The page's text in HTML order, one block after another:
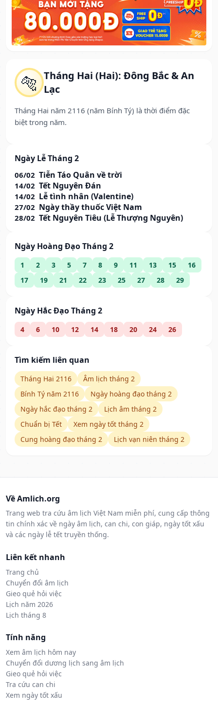
🐅 Tháng Hai (Hai): Đông Bắc & An
Lạc
Tháng Hai năm 2116 (năm Bính Tý) là thời điểm đặc
biệt trong năm.
Ngày Lễ Tháng 2
06/02 Tiễn Táo Quân về trời
14/02 Tết Nguyên Đán
14/02 Lễ tình nhân (Valentine)
27/02 Ngày thầy thuốc Việt Nam
28/02 Tết Nguyên Tiêu (Lễ Thượng Nguyên)
Ngày Hoàng Đạo Tháng 2
1 2 3 5 7 8 9 11 13 15
16
17
19 21 22 23 25 27 28 29
Ngày Hắc Đạo Tháng 2
4 6 10 12 14 18 20 24 26
Tìm kiếm liên quan
Tháng Hai 2116
Âm lịch tháng 2
Bính Tý năm 2116
Ngày hoàng đạo tháng 2
Ngày hắc đạo tháng 2
Lịch âm tháng 2
Chuẩn bị Tết
Xem ngày tốt tháng 2
Cung hoàng đạo tháng 2
Lịch vạn niên tháng 2
Về Amlich.org
Trang web tra cứu âm lịch Việt Nam miễn phí, cung cấp thông
tin chính xác về ngày âm lịch, can chi, con giáp, ngày tốt xấu
và các ngày lễ tết truyền thống.
Liên kết nhanh
Trang chủ
Chuyển đổi âm lịch
Gieo quẻ hỏi việc
Lịch năm 2026
Lịch tháng 8
Tính năng
Xem âm lịch hôm nay
Chuyển đổi dương lịch sang âm lịch
Gieo quẻ hỏi việc
Tra cứu can chi
Xem ngày tốt xấu